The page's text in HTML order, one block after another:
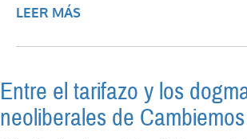
LEER MÁS
PÚBLICO EN LA
Entre el tarifazo y los
neoliberales de Cambiemos